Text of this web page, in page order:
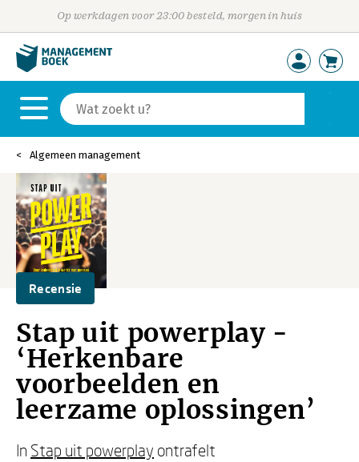
Op werkdagen voor 23:00 besteld, morgen in huis
Algemeen management
Recensie
Stap uit powerplay -
‘Herkenbare
voorbeelden en
leerzame oplossingen’
In Stap uit powerplay ontrafelt